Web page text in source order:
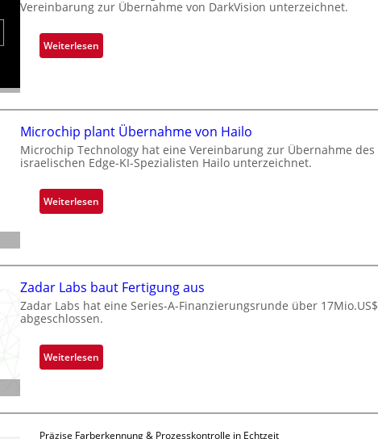
Vereinbarung zur Übernahme von DarkVision unterzeichnet.
Weiterlesen:
B
c
k
s
t
n
e
e
r
n
i
m
t
r
k
Microchip plant Übernahme von Hailo
Microchip Technology hat eine Vereinbarung zur Übernahme des
israelischen Edge-KI-Spezialisten Hailo unterzeichnet.
Weiterlesen:
M
r
o
c
h
p
p
Zadar Labs baut Fertigung aus
Zadar Labs hat eine Series-A-Finanzierungsrunde über 17Mio.US$
abgeschlossen.
Weiterlesen:
Z
Präzise Farberkennung & Prozesskontrolle in Echtzeit